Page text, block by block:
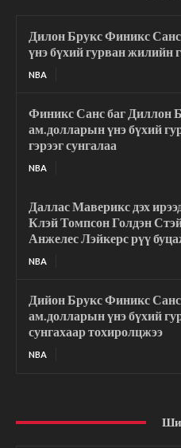
Дилон Брукс Финикс
үнэ бүхий гурван жилийн
NBA
Финикс Санс баг Диллон
ам.долларын үнэ бүхий
гэрээг сунгалаа
NBA
Даллас Маверикс дэх
Клэй Томпсон Голдэн
Анжелес Лэйкерс рүү
NBA
Дийон Брукс Финикс Санс
ам.долларын үнэ бүхий
сунгахаар тохиролцжээ
NBA